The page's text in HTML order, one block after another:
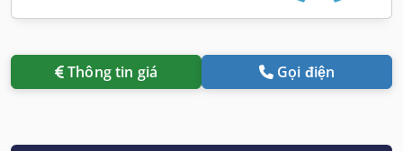
Thông tin giá Gọi điện